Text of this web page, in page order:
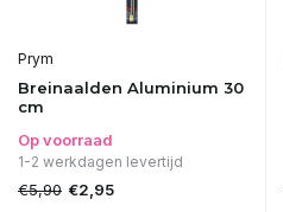
Prym
Breinaalden Aluminium 30
cm
Op voorraad
1-2 werkdagen levertijd
€5,90 €2,95